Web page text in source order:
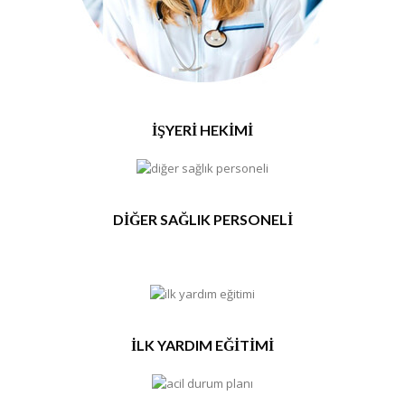
İŞYERİ HEKİMİ
DİĞER SAĞLIK PERSONELİ
İLK YARDIM EĞİTİMİ